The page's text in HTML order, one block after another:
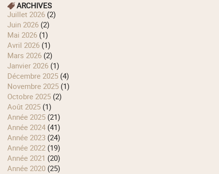
ARCHIVES
juillet 2026 (2)
juin 2026 (2)
mai 2026 (1)
avril 2026 (1)
mars 2026 (2)
janvier 2026 (1)
décembre 2025 (4)
novembre 2025 (1)
octobre 2025 (2)
août 2025 (1)
année 2025 (21)
année 2024 (41)
année 2023 (24)
année 2022 (19)
année 2021 (20)
année 2020 (25)